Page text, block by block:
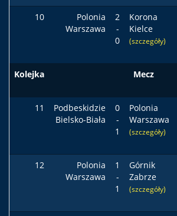
10
Polonia
Warszawa
2
-
0
Korona
Kielce
(szczegóły)
Kolejka Mecz
11
Podbeskidzie
Bielsko-Biała
0
-
1
Polonia
Warszawa
(szczegóły)
12
Polonia
Warszawa
1
-
1
Górnik
Zabrze
(szczegóły)